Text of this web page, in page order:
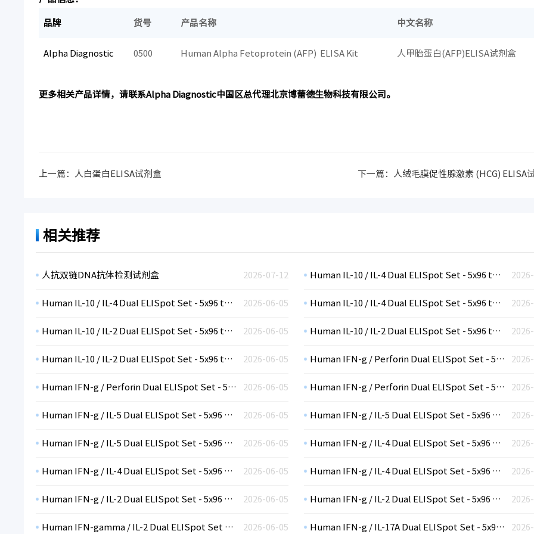
品牌 货号 产品名称 中文名称
Alpha Diagnostic 0500 Human Alpha Fetoprotein (AFP) ELISA Kit 人甲胎蛋白(AFP)ELISA试剂盒
更多相关产品详情，请联系Alpha Diagnostic中国区总代理北京博蕾德生物科技有限公司。
上一篇： 人白蛋白ELISA试剂盒 下一篇： 人绒毛膜促性腺激素 (HCG) ELISA
相关推荐
2026-07-12
人抗双链DNA抗体检测试剂盒 Human IL-10 / IL-4 Dual ELISpot Set - 5x96 tests (sterile plates)
2026-06-05
Human IL-10 / IL-4 Dual ELISpot Set - 5x96 tests (non-sterile plates) Human IL-10 / IL-4 Dual ELISpot Set - 5x96 tests (plates not included)
2026-06-05
Human IL-10 / IL-2 Dual ELISpot Set - 5x96 tests (sterile plates) Human IL-10 / IL-2 Dual ELISpot Set - 5x96 tests (non-sterile plates)
2026-06-05
Human IL-10 / IL-2 Dual ELISpot Set - 5x96 tests (plates not included) Human IFN-g / Perforin Dual ELISpot Set - 5x96 tests (sterile plates)
2026-06-05
Human IFN-g / Perforin Dual ELISpot Set - 5x96 tests (non-sterile plates) Human IFN-g / Perforin Dual ELISpot Set - 5x96 tests (plates not included)
2026-06-05
Human IFN-g / IL-5 Dual ELISpot Set - 5x96 tests (sterile plates) Human IFN-g / IL-5 Dual ELISpot Set - 5x96 tests (non-sterile plates)
2026-06-05
Human IFN-g / IL-5 Dual ELISpot Set - 5x96 tests (plates not included) Human IFN-g / IL-4 Dual ELISpot Set - 5x96 tests (sterile plates)
2026-06-05
Human IFN-g / IL-4 Dual ELISpot Set - 5x96 tests (non-sterile plates) Human IFN-g / IL-4 Dual ELISpot Set - 5x96 tests (plates not included)
2026-06-05
Human IFN-g / IL-2 Dual ELISpot Set - 5x96 tests (sterile plates) Human IFN-g / IL-2 Dual ELISpot Set - 5x96 tests (non-sterile plates)
2026-06-05
Human IFN-gamma / IL-2 Dual ELISpot Set - 5x96 tests (plates not included) Human IFN-g / IL-17A Dual ELISpot Set - 5x96 tests (sterile plates)